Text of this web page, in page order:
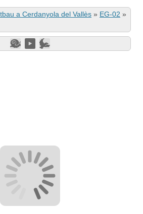
a Cerdanyola del Vallès » EG-02 »